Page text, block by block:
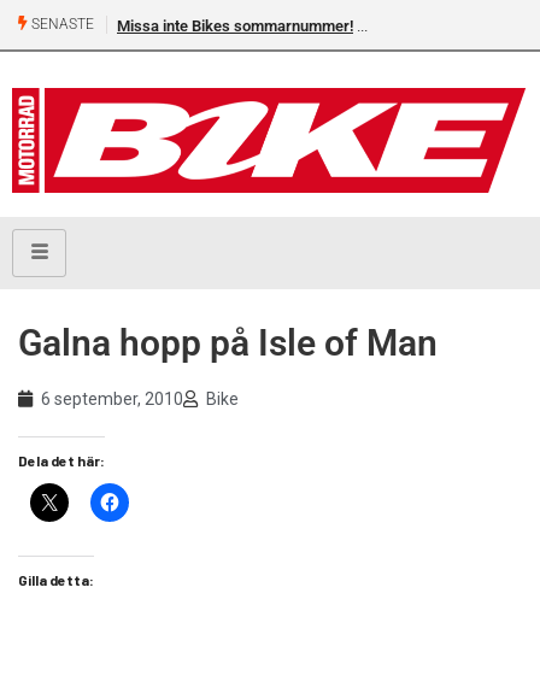
SENASTE Missa inte Bikes sommarnummer!
Galna hopp på Isle of Man
6 september, 2010 Bike
Dela det här:
Gilla detta: